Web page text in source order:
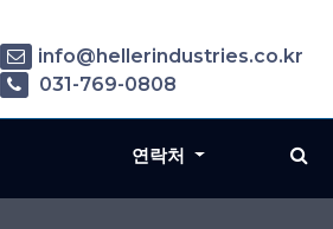
info@hellerindustries.co.kr
031-769-0808
연락처